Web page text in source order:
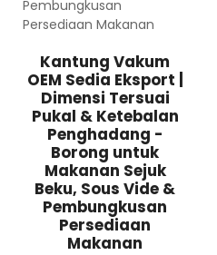
Kantung Vakum
OEM Sedia Eksport |
Dimensi Tersuai
Pukal & Ketebalan
Penghadang -
Borong untuk
Makanan Sejuk
Beku, Sous Vide &
Pembungkusan
Persediaan
Makanan